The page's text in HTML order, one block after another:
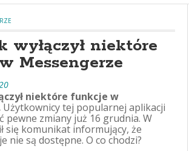
wyłączył niektóre
Messengerze
niektóre funkcje w
Użytkownicy tej popularnej aplikacji
pewne zmiany już 16 grudnia. W
się komunikat informujący, że
nie są dostępne. O co chodzi?